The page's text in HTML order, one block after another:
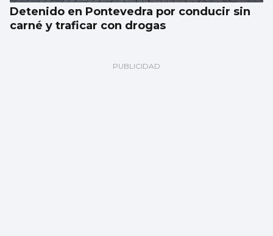
Detenido en Pontevedra por conducir sin
carné y traficar con drogas